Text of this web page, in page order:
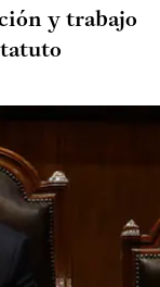
y trabajo